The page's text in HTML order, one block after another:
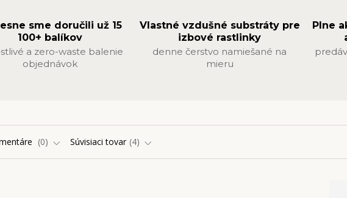
sme doručili už 15
100+ balíkov
a zero-waste balenie
objednávok
Vlastné vzdušné substráty pre
izbové rastlinky
denne čerstvo namiešané na
mieru
Plne
0 Súvisiaci tovar 4